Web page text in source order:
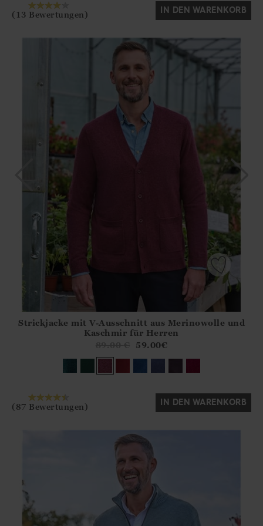
(13 Bewertungen) IN DEN WARENKORB
?? ""
Ja Nein
Strickjacke mit V-Ausschnitt aus Merinowolle und
Kaschmir für Herren
59.00€
(87 Bewertungen) IN DEN WARENKORB